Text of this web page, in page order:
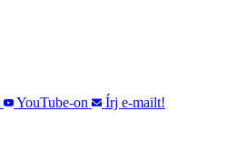
YouTube-on
Írj e-mailt!